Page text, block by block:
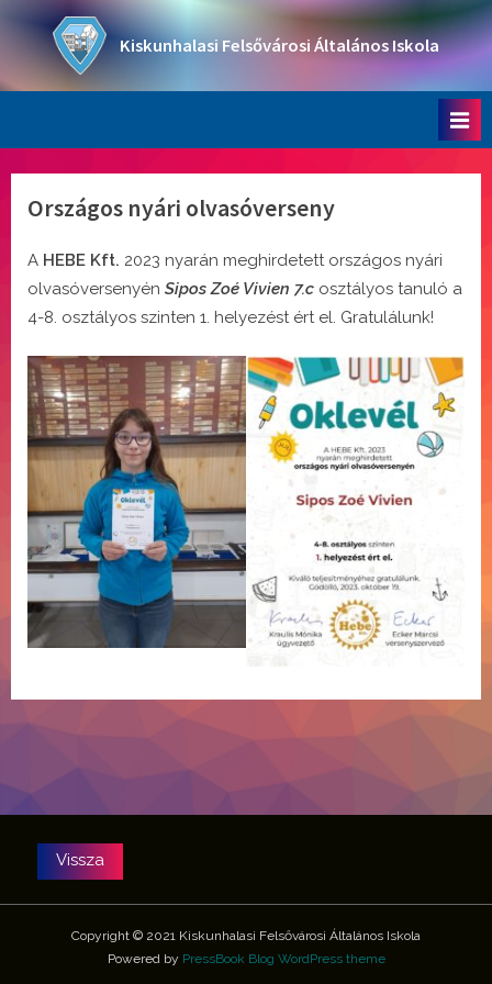
content
Kiskunhalasi Felsővárosi Általános Iskola
Országos nyári olvasóverseny
A HEBE Kft. 2023 nyarán meghirdetett országos nyári
olvasóversenyén Sipos Zoé Vivien 7.c osztályos tanuló a
4-8. osztályos szinten 1. helyezést ért el. Gratulálunk!
Copyright © 2021 Kiskunhalasi Felsővárosi Általános Iskola
Powered by PressBook Blog WordPress theme